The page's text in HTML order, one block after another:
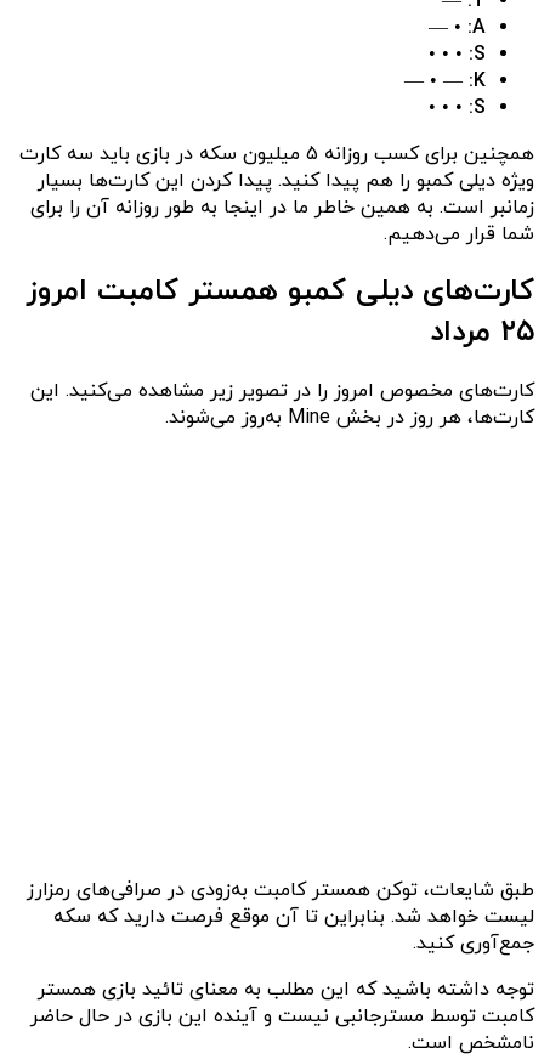
A:
• —
S:
• • •
K:
— • —
S:
• • •
همچنین برای کسب روزانه ۵ میلیون سکه‌ در بازی باید سه کارت
ویژه دیلی کمبو را هم پیدا کنید. پیدا کردن این کارت‌ها بسیار
زمانبر است. به همین خاطر ما در اینجا به ‌طور روزانه آن را برای
شما قرار می‌دهیم.
کارت‌های دیلی کمبو همستر کامبت امروز
۲۵ مرداد
کارت‌های مخصوص امروز را در تصویر زیر مشاهده می‌کنید. این
کارت‌ها، هر روز در بخش Mine به‌روز می‌شوند.
طبق شایعات، توکن همستر کامبت به‌زودی در صرافی‌های رمزارز
لیست خواهد شد. بنابراین تا آن موقع فرصت دارید که سکه
جمع‌آوری کنید.
توجه داشته باشید که این مطلب به معنای تائید بازی همستر
کامبت توسط مسترجانبی نیست و آینده این بازی در حال حاضر
نامشخص است.